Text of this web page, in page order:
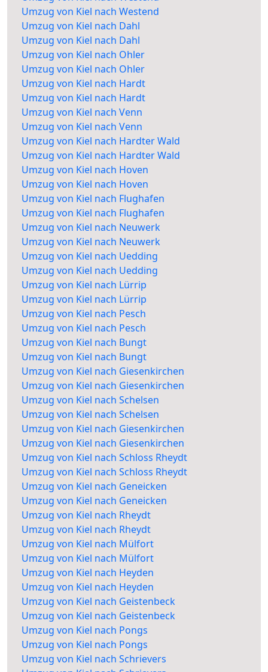
Umzug von Kiel nach Westend
Umzug von Kiel nach Dahl
Umzug von Kiel nach Dahl
Umzug von Kiel nach Ohler
Umzug von Kiel nach Ohler
Umzug von Kiel nach Hardt
Umzug von Kiel nach Hardt
Umzug von Kiel nach Venn
Umzug von Kiel nach Venn
Umzug von Kiel nach Hardter Wald
Umzug von Kiel nach Hardter Wald
Umzug von Kiel nach Hoven
Umzug von Kiel nach Hoven
Umzug von Kiel nach Flughafen
Umzug von Kiel nach Flughafen
Umzug von Kiel nach Neuwerk
Umzug von Kiel nach Neuwerk
Umzug von Kiel nach Uedding
Umzug von Kiel nach Uedding
Umzug von Kiel nach Lürrip
Umzug von Kiel nach Lürrip
Umzug von Kiel nach Pesch
Umzug von Kiel nach Pesch
Umzug von Kiel nach Bungt
Umzug von Kiel nach Bungt
Umzug von Kiel nach Giesenkirchen
Umzug von Kiel nach Giesenkirchen
Umzug von Kiel nach Schelsen
Umzug von Kiel nach Schelsen
Umzug von Kiel nach Giesenkirchen
Umzug von Kiel nach Giesenkirchen
Umzug von Kiel nach Schloss Rheydt
Umzug von Kiel nach Schloss Rheydt
Umzug von Kiel nach Geneicken
Umzug von Kiel nach Geneicken
Umzug von Kiel nach Rheydt
Umzug von Kiel nach Rheydt
Umzug von Kiel nach Mülfort
Umzug von Kiel nach Mülfort
Umzug von Kiel nach Heyden
Umzug von Kiel nach Heyden
Umzug von Kiel nach Geistenbeck
Umzug von Kiel nach Geistenbeck
Umzug von Kiel nach Pongs
Umzug von Kiel nach Pongs
Umzug von Kiel nach Schrievers